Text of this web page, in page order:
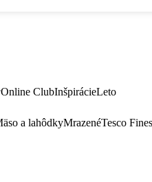
Online ClubInšpirácieLeto
a lahôdkyMrazenéTesco